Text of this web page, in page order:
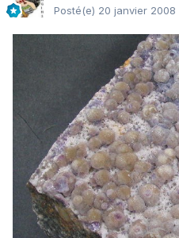
Posté(e) 20 janvier 2008